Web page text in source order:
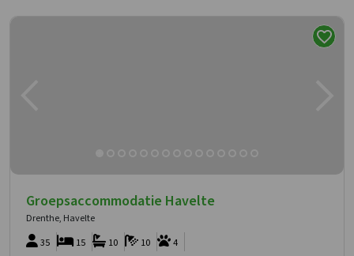
Groepsaccommodatie Havelte
Drenthe, Havelte
35
4
10
10
15